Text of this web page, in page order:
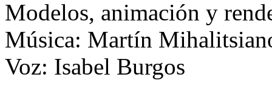
Modelos, animación y
Música: Martín
Voz: Isabel Burgos